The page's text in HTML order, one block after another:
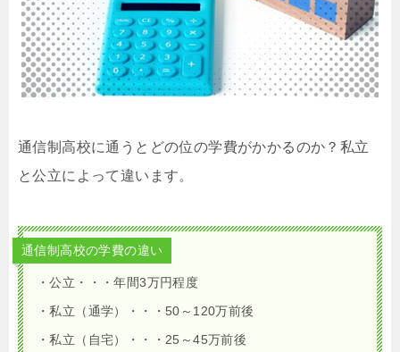
通信制高校に通うとどの位の学費がかかるのか？私立
と公立によって違います。
通信制高校の学費の違い
・公立・・・年間3万円程度
・私立（通学）・・・50～120万前後
・私立（自宅）・・・25～45万前後